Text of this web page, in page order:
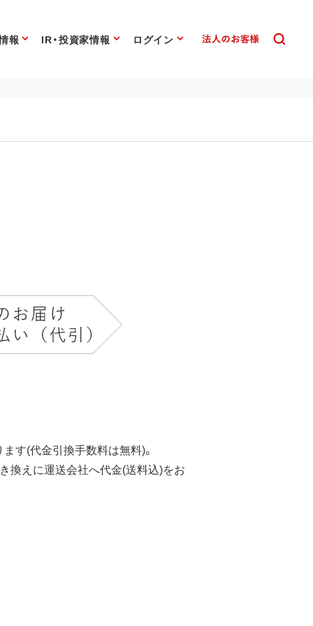
報 IR・投資家情報 ログイン
す(代金引換手数料は無料)。
換えに運送会社へ代金(送料込)をお